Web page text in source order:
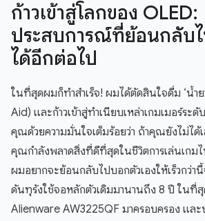
ก้าวเข้าสู่โลกของ OLED:
ประสบการณ์ที่ย้อนกลับ
ได้อีกต่อไป
ในที่สุดผมก็ทำสำเร็จ! ผมได้ตัดสินใจดื่ม ‘น้ำ
Aid) และก้าวเข้าสู่ทำเนียบเหล่าเกมเมอร์ระ
คุณด้วยความมั่นใจเต็มร้อยว่า ถ้าคุณยังไม่ได้
คุณกำลังพลาดสิ่งที่ดีที่สุดในชีวิตการเล่นเกม
ผมอยากจะย้อนกลับไปบอกตัวเองให้เร็วกว่า
ดันทุรังใช้จอหลักตัวเดิมมานานถึง 8 ปี ในที่
Alienware AW3225QF มาครอบครอง และ